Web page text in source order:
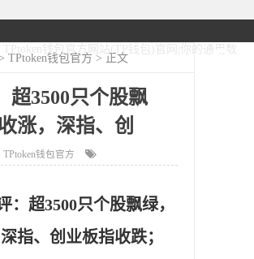
TPtoken钱包官方网站(TP钱包)官网|你的通用数
TPtoken钱包官方 > 正文
超3500只个股飘
涨，深指、创
TPtoken钱包官方
：超3500只个股飘绿，
指、创业板指收跌；